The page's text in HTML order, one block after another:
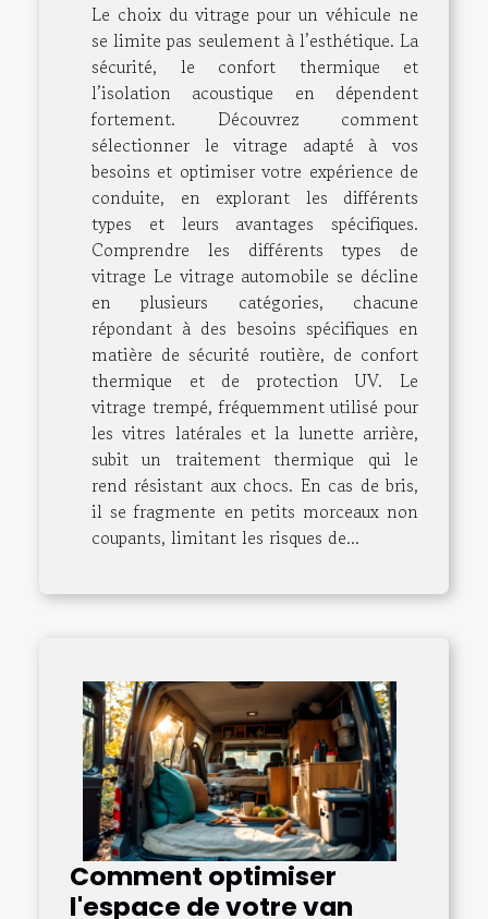
Le choix du vitrage pour un véhicule ne
se limite pas seulement à l’esthétique. La
sécurité, le confort thermique et
l’isolation acoustique en dépendent
fortement. Découvrez comment
sélectionner le vitrage adapté à vos
besoins et optimiser votre expérience de
conduite, en explorant les différents
types et leurs avantages spécifiques.
Comprendre les différents types de
vitrage Le vitrage automobile se décline
en plusieurs catégories, chacune
répondant à des besoins spécifiques en
matière de sécurité routière, de confort
thermique et de protection UV. Le
vitrage trempé, fréquemment utilisé pour
les vitres latérales et la lunette arrière,
subit un traitement thermique qui le
rend résistant aux chocs. En cas de bris,
il se fragmente en petits morceaux non
coupants, limitant les risques de...
Comment optimiser
l'espace de votre van